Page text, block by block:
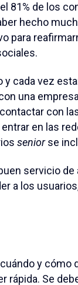
81% de los
hecho
para
cada vez
una
con
en las
seniorse
servicio
a los
y cómo
rápida. Se